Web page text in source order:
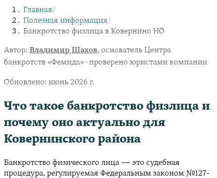
Главная/
Полезная информация/
Банкротство физлица в Ковернино НО
Автор: Владимир Шахов, основатель Центра
банкротств «Фемида» · проверено юристами компании
Обновлено: июнь 2026 г.
Что такое банкротство физлица и
почему оно актуально для
Ковернинского района
Банкротство физического лица — это судебная
процедура, регулируемая Федеральным законом №127-